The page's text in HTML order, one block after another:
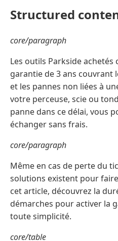
Structured
core/paragraph
Les outils Parkside achetés
garantie de 3 ans couvrant
et les pannes non liées à
votre perceuse, scie ou
panne dans ce délai, vous
échanger sans frais.
core/paragraph
Même en cas de perte du
solutions existent pour
cet article, découvrez la
démarches pour activer la
toute simplicité.
core/table